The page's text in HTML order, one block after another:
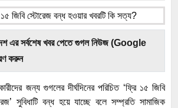
এর সর্বশেষ খবর পেতে গুগল নিউজ (Google
করুন
জন্য গুগলের দীর্ঘদিনের পরিচিত ‘ফ্রি ১৫ জিবি
সুবিধাটি বন্ধ হয়ে যাচ্ছে বলে সম্প্রতি সামাজিক